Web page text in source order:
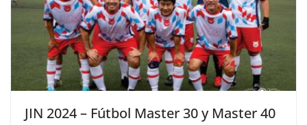
JIN 2024 – Fútbol Master 30 y Master 40